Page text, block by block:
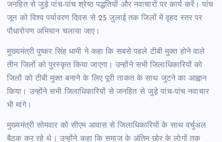
जनहित से जुड़े पांच-पांच श्रेष्ठ पद्धतियों और नवाचारों पर कार्य करें। पांच
जून को विश्व पर्यावरण दिवस से 25 जुलाई तक जिलों में वृहद स्तर पर
पौधारोपण अभियान चलाया जाए।
मुख्यमंत्री पुष्कर सिंह धामी ने कहा कि सबसे पहले टीबी मुक्त होने वाले
तीन जिलों को पुरस्कृत किया जाएगा। उन्होंने सभी जिलाधिकारियों को
जिलों को टीबी मुक्त बनाने के लिए पूरी ताकत के साथ जुटने का आह्वान
किया। उन्होंने सभी जिलाधिकारियों से जनहित से जुड़े पांच-पांच नवाचार
भी मांगे।
मुख्यमंत्री सोमवार को सीएम आवास से जिलाधिकारियों के साथ वर्चुअल
बैठक कर रहे थे। उन्होंने कहा कि समाज के अंतिम छोर के लोगों तक